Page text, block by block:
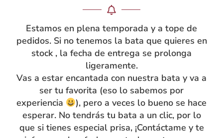
Taller
Contacto
Estamos en plena temporada y a tope de
pedidos. Si no tenemos la bata que quieres en
stock , la fecha de entrega se prolonga
ligeramente.
Vas a estar encantada con nuestra bata y va a
ser tu favorita (eso lo sabemos por
experiencia
), pero a veces lo bueno se hace
esperar. No tendrás tu bata a un clic, por lo
que si tienes especial prisa, ¡Contáctame y te